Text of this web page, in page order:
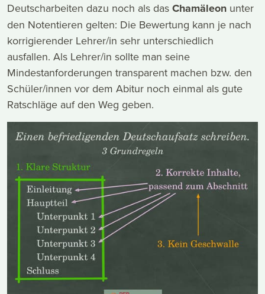
Deutscharbeiten dazu noch als das Chamäleon unter
den Notentieren gelten: Die Bewertung kann je nach
korrigierender Lehrer/in sehr unterschiedlich
ausfallen. Als Lehrer/in sollte man seine
Mindestanforderungen transparent machen bzw. den
Schüler/innen vor dem Abitur noch einmal als gute
Ratschläge auf den Weg geben.